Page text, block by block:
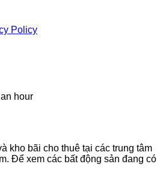
Policy
hour
kho bãi cho thuê tại các trung tâm
Để xem các bất động sản đang có